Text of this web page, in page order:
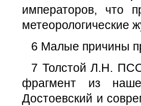
императоров, что
метеорологические
6 Малые причины
7 Толстой Л.Н.
фрагмент из
Достоевский и